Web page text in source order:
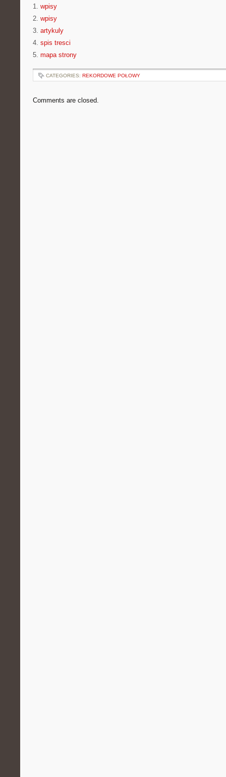
1. wpisy
2. wpisy
3. artykuly
4. spis tresci
5. mapa strony
CATEGORIES: REKORDOWE POŁOWY
Comments are closed.